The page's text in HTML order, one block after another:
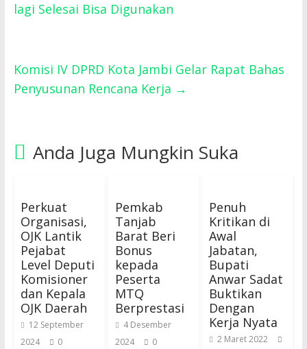
lagi Selesai Bisa Digunakan
Komisi IV DPRD Kota Jambi Gelar Rapat Bahas
Penyusunan Rencana Kerja →
Anda Juga Mungkin Suka
Perkuat
Organisasi,
OJK Lantik
Pejabat
Level Deputi
Komisioner
dan Kepala
OJK Daerah
12 September
2024
0
Pemkab
Tanjab
Barat Beri
Bonus
kepada
Peserta
MTQ
Berprestasi
4 Desember
2024
0
Penuh
Kritikan di
Awal
Jabatan,
Bupati
Anwar Sadat
Buktikan
Dengan
Kerja Nyata
2 Maret 2022